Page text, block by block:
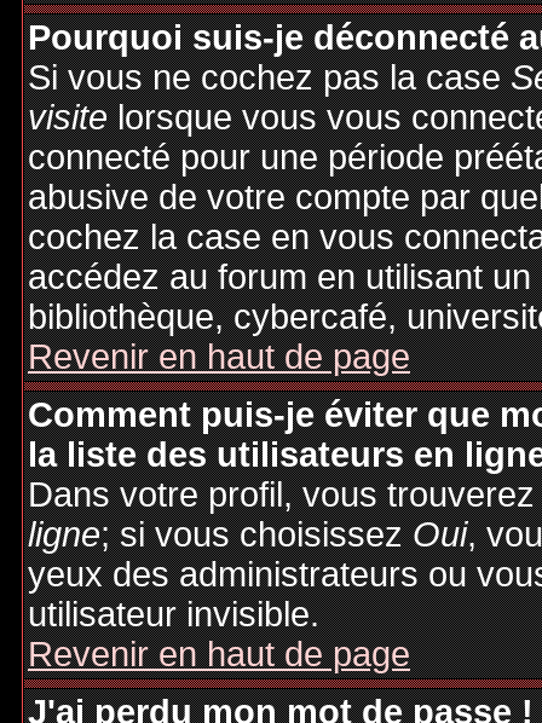
Pourquoi suis-je déconnecté
Si vous ne cochez pas la case
visitelorsque vous vous
connecté pour une période
abusive de votre compte par
cochez la case en vous
accédez au forum en utilisant
bibliothèque, cybercafé,
Revenir en haut de page
Comment puis-je éviter que
la liste des utilisateurs en
Dans votre profil, vous
ligne; si vous choisissezOui,
yeux des administrateurs ou
utilisateur invisible.
Revenir en haut de page
J'ai perdu mon mot de passe !